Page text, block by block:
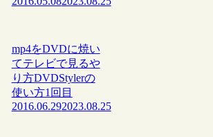
mp4をDVDに焼い
てテレビで見るや
り方DVDStylerの
使い方1回目
2016.06.292023.08.25